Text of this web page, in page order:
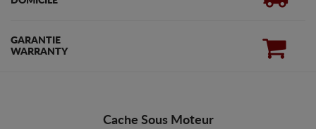
GARANTIE
WARRANTY
Cache Sous Moteur